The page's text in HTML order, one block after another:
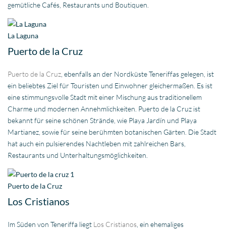
gemütliche Cafés, Restaurants und Boutiquen.
La Laguna
Puerto de la Cruz
Puerto de la Cruz , ebenfalls an der Nordküste Teneriffas gelegen, ist
ein beliebtes Ziel für Touristen und Einwohner gleichermaßen. Es ist
eine stimmungsvolle Stadt mit einer Mischung aus traditionellem
Charme und modernen Annehmlichkeiten. Puerto de la Cruz ist
bekannt für seine schönen Strände, wie Playa Jardín und Playa
Martianez, sowie für seine berühmten botanischen Gärten. Die Stadt
hat auch ein pulsierendes Nachtleben mit zahlreichen Bars,
Restaurants und Unterhaltungsmöglichkeiten.
Puerto de la Cruz
Los Cristianos
Im Süden von Teneriffa liegt Los Cristianos , ein ehemaliges